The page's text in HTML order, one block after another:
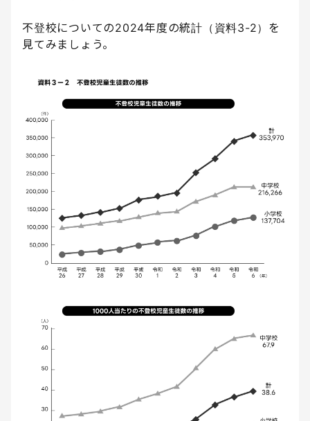
不登校についての2024年度の統計（資料3-2）を
見てみましょう。